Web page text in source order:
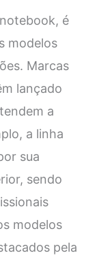
é
modelos
Marcas
lançado
a
a linha
sua
sendo
modelos
pela